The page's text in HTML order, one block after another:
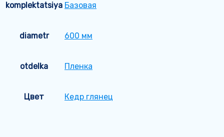
komplektatsiya Базовая
diametr 600 мм
otdelka Пленка
Цвет Кедр глянец